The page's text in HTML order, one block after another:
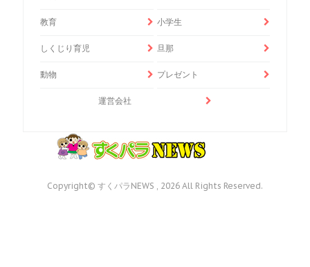
教育 小学生
しくじり育児 旦那
動物 プレゼント
運営会社
Copyright© すくパラNEWS , 2026 All Rights Reserved.